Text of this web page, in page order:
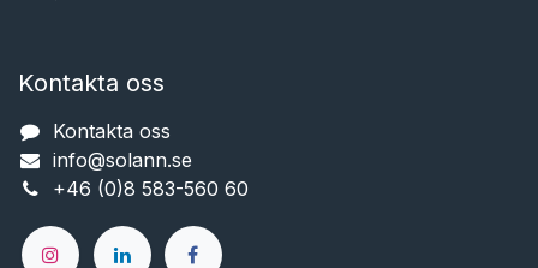
Kontakta oss
Kontakta oss
info@solann.se​​​​​​
+46 (0)8 583-560 60